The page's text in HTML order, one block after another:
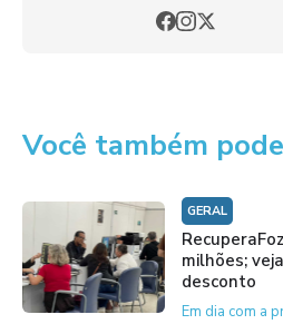
Você também
GERAL
milhões;
desconto
Em dia com a